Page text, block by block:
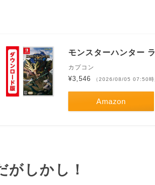
モンスターハンター
カプコン
¥3,546 （2026/08/05 07:50時
Amazon
がしかし！